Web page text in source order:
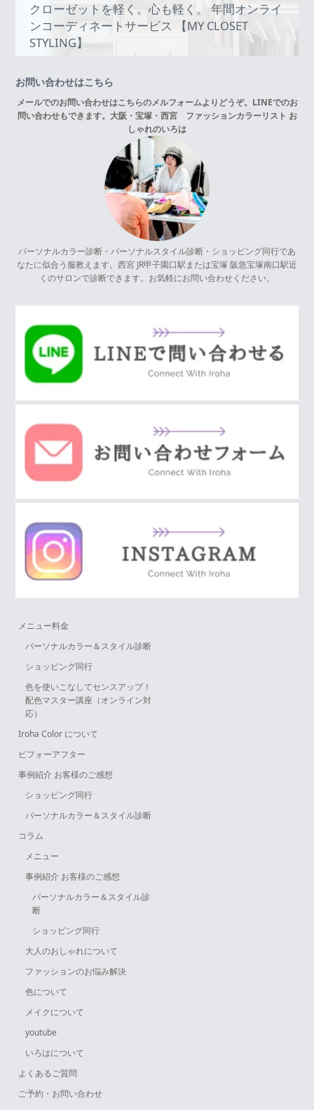
クローゼットを軽く。心も軽く。 年間オンライ
ンコーディネートサービス 【MY CLOSET
STYLING】
お問い合わせはこちら
メールでのお問い合わせはこちらのメルフォームよりどうぞ。LINEでのお
問い合わせもできます。 大阪・宝塚・西宮 ファッションカラーリスト お
しゃれのいろは
パーソナルカラー診断・パーソナルスタイル診断・ショッピング同行であ
なたに似合う服教えます。西宮 JR甲子園口駅または宝塚 阪急宝塚南口駅近
くのサロンで診断できます。お気軽にお問い合わせください。
メニュー料金
パーソナルカラー＆スタイル診断
ショッピング同行
色を使いこなしてセンスアップ！
配色マスター講座（オンライン対
応）
Iroha Color について
ビフォーアフター
事例紹介 お客様のご感想
ショッピング同行
パーソナルカラー＆スタイル診断
コラム
メニュー
事例紹介 お客様のご感想
パーソナルカラー＆スタイル診
断
ショッピング同行
大人のおしゃれについて
ファッションのお悩み解決
色について
メイクについて
youtube
いろはについて
よくあるご質問
ご予約・お問い合わせ